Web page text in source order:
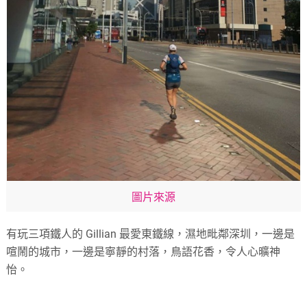
圖片來源
有玩三項鐵人的 Gillian 最愛東鐵線，濕地毗鄰深圳，一邊是
喧鬧的城市，一邊是寧靜的村落，鳥語花香，令人心曠神
怡。